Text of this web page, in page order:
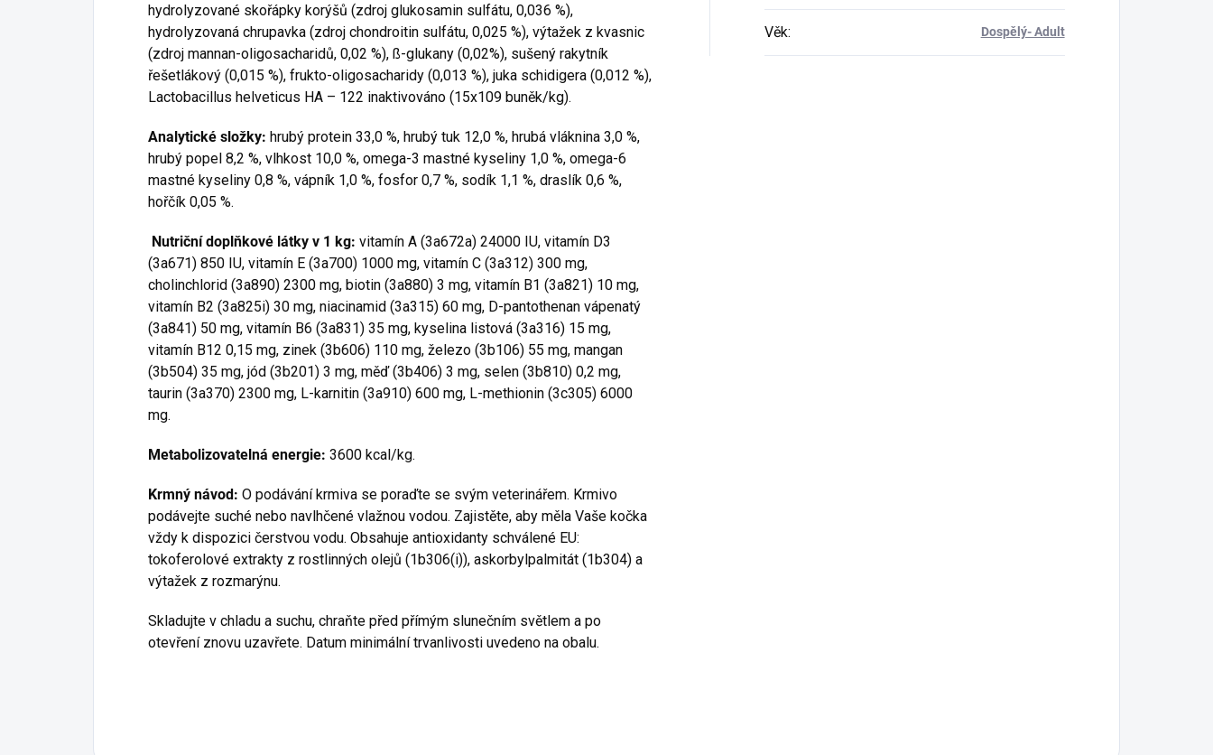
hydrolyzované skořápky korýšů (zdroj glukosamin sulfátu, 0,036 %),
hydrolyzovaná chrupavka (zdroj chondroitin sulfátu, 0,025 %), výtažek z kvasnic
(zdroj mannan-oligosacharidů, 0,02 %), ß-glukany (0,02%), sušený rakytník
řešetlákový (0,015 %), frukto-oligosacharidy (0,013 %), juka schidigera (0,012 %),
Lactobacillus helveticus HA – 122 inaktivováno (15x109 buněk/kg).
Analytické složky: hrubý protein 33,0 %, hrubý tuk 12,0 %, hrubá vláknina 3,0 %,
hrubý popel 8,2 %, vlhkost 10,0 %, omega-3 mastné kyseliny 1,0 %, omega-6
mastné kyseliny 0,8 %, vápník 1,0 %, fosfor 0,7 %, sodík 1,1 %, draslík 0,6 %,
hořčík 0,05 %.
Nutriční doplňkové látky v 1 kg: vitamín A (3a672a) 24000 IU, vitamín D3
(3a671) 850 IU, vitamín E (3a700) 1000 mg, vitamín C (3a312) 300 mg,
cholinchlorid (3a890) 2300 mg, biotin (3a880) 3 mg, vitamín B1 (3a821) 10 mg,
vitamín B2 (3a825i) 30 mg, niacinamid (3a315) 60 mg, D-pantothenan vápenatý
(3a841) 50 mg, vitamín B6 (3a831) 35 mg, kyselina listová (3a316) 15 mg,
vitamín B12 0,15 mg, zinek (3b606) 110 mg, železo (3b106) 55 mg, mangan
(3b504) 35 mg, jód (3b201) 3 mg, měď (3b406) 3 mg, selen (3b810) 0,2 mg,
taurin (3a370) 2300 mg, L-karnitin (3a910) 600 mg, L-methionin (3c305) 6000
mg.
Metabolizovatelná energie: 3600 kcal/kg.
Krmný návod: O podávání krmiva se poraďte se svým veterinářem. Krmivo
podávejte suché nebo navlhčené vlažnou vodou. Zajistěte, aby měla Vaše kočka
vždy k dispozici čerstvou vodu. Obsahuje antioxidanty schválené EU:
tokoferolové extrakty z rostlinných olejů (1b306(i)), askorbylpalmitát (1b304) a
výtažek z rozmarýnu.
Skladujte v chladu a suchu, chraňte před přímým slunečním světlem a po
otevření znovu uzavřete. Datum minimální trvanlivosti uvedeno na obalu.
Věk: Dospělý- Adult